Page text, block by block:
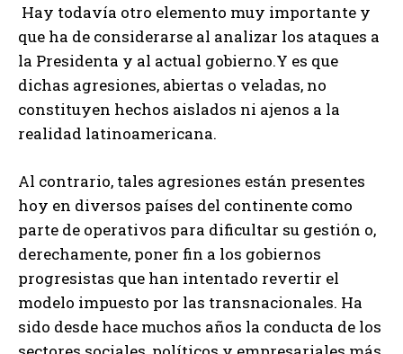
Hay todavía otro elemento muy importante y
que ha de considerarse al analizar los ataques a
la Presidenta y al actual gobierno.Y es que
dichas agresiones, abiertas o veladas, no
constituyen hechos aislados ni ajenos a la
realidad latinoamericana.
Al contrario, tales agresiones están presentes
hoy en diversos países del continente como
parte de operativos para dificultar su gestión o,
derechamente, poner fin a los gobiernos
progresistas que han intentado revertir el
modelo impuesto por las transnacionales. Ha
sido desde hace muchos años la conducta de los